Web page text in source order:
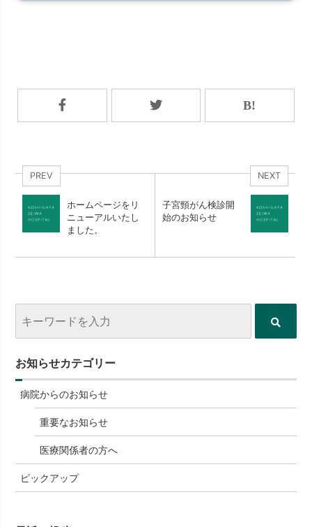
PREV
ホームページをリ
ニューアルいたし
ました。
NEXT
子宮頸がん検診開
始のお知らせ
お知らせカテゴリー
病院からのお知らせ
重要なお知らせ
医療関係者の方へ
ピックアップ